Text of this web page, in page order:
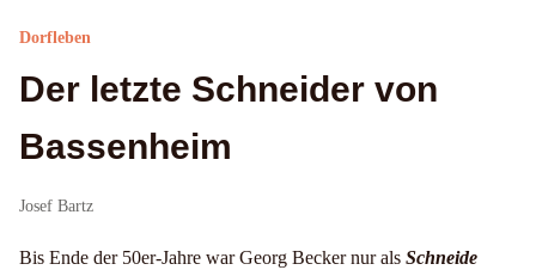
Dorfleben
Der letzte Schneider von
Bassenheim
Josef Bartz
Bis Ende der 50er-Jahre war Georg Becker nur als Schneide